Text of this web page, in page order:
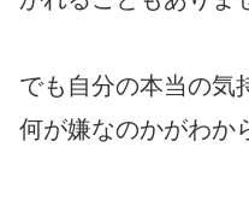
でも自分の本当の気
何が嫌なのかがわか